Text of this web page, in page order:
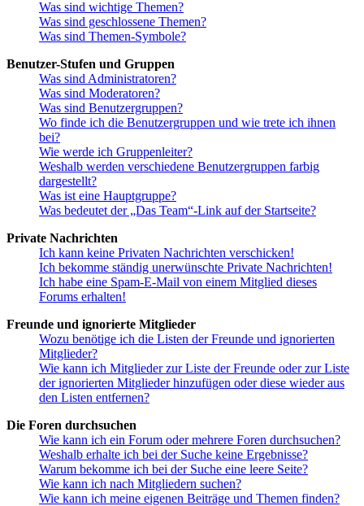
Was sind wichtige Themen?
Was sind geschlossene Themen?
Was sind Themen-Symbole?
Benutzer-Stufen und Gruppen
Was sind Administratoren?
Was sind Moderatoren?
Was sind Benutzergruppen?
Wo finde ich die Benutzergruppen und wie trete ich ihnen
bei?
Wie werde ich Gruppenleiter?
Weshalb werden verschiedene Benutzergruppen farbig
dargestellt?
Was ist eine Hauptgruppe?
Was bedeutet der „Das Team“-Link auf der Startseite?
Private Nachrichten
Ich kann keine Privaten Nachrichten verschicken!
Ich bekomme ständig unerwünschte Private Nachrichten!
Ich habe eine Spam-E-Mail von einem Mitglied dieses
Forums erhalten!
Freunde und ignorierte Mitglieder
Wozu benötige ich die Listen der Freunde und ignorierten
Mitglieder?
Wie kann ich Mitglieder zur Liste der Freunde oder zur Liste
der ignorierten Mitglieder hinzufügen oder diese wieder aus
den Listen entfernen?
Die Foren durchsuchen
Wie kann ich ein Forum oder mehrere Foren durchsuchen?
Weshalb erhalte ich bei der Suche keine Ergebnisse?
Warum bekomme ich bei der Suche eine leere Seite?
Wie kann ich nach Mitgliedern suchen?
Wie kann ich meine eigenen Beiträge und Themen finden?